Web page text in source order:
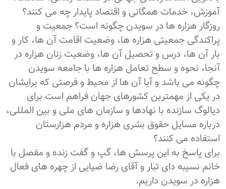
آموزش، خدمات همگانی و اقتصاد پایدار چه می کنند؟
روزگار هزاره ها در سویدن چگونه است؟ جمعیت و
پراکندگی جمعیتی هزاره ها، وضعیت اقامت آن ها، کار و
بار آن ها، درس و تحصیل آن ها، وضعیت زنان هزاره در
آنجا، نحوه و سطح تعامل هزاره ها با جامعه سویدن
چگونه می باشد و آیا آن ها از محیط و فرصتی که برایشان
در یکی از مهمترین کشورهای جهان فراهم است برای
دیالوگ سازنده با نهادها و سازمان های ملی و بین المللی،
درباره مسایل حقوق بشری هزاره و مردم هزارستان
استفاده می کنند؟
برای پاسخ به این پرسش ها، گپ و گفت زنده و مفصل با
خانم نسیبه دای تبار و آقای رضا ضیایی از چهره های فعال
هزاره در سویدن داریم.